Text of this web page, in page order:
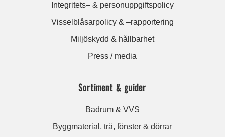
Integritets– & personuppgiftspolicy
Visselblåsarpolicy & –rapportering
Miljöskydd & hållbarhet
Press / media
Sortiment & guider
Badrum & VVS
Byggmaterial, trä, fönster & dörrar